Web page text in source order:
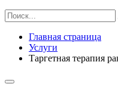
Главная страница
Услуги
Таргетная терапия